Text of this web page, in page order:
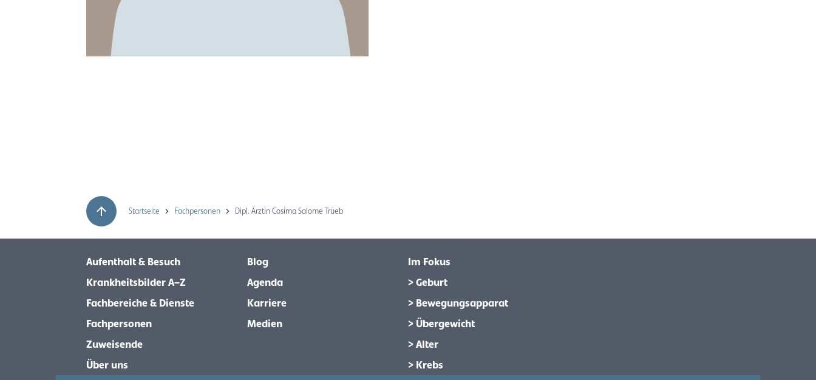
Startseite Fachpersonen Dipl. Ärztin Cosima Salome Trüeb
Aufenthalt & Besuch
Krankheitsbilder A–Z
Fachbereiche & Dienste
Fachpersonen
Zuweisende
Über uns
Blog
Agenda
Karriere
Medien
Im Fokus
> Geburt
> Bewegungsapparat
> Übergewicht
> Alter
> Krebs